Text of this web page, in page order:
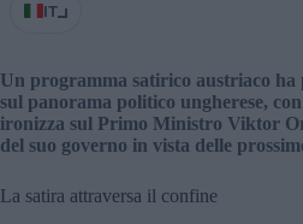
IT
Un programma satirico austriaco
sul panorama politico ungherese,
ironizza sul Primo Ministro Viktor
del suo governo in vista delle
La satira attraversa il confine